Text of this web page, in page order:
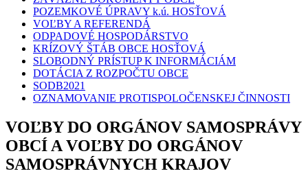
POZEMKOVÉ ÚPRAVY k.ú. HOSŤOVÁ
VOĽBY A REFERENDÁ
ODPADOVÉ HOSPODÁRSTVO
KRÍZOVÝ ŠTÁB OBCE HOSŤOVÁ
SLOBODNÝ PRÍSTUP K INFORMÁCIÁM
DOTÁCIA Z ROZPOČTU OBCE
SODB2021
OZNAMOVANIE PROTISPOLOČENSKEJ ČINNOSTI
VOĽBY DO ORGÁNOV SAMOSPRÁVY
OBCÍ A VOĽBY DO ORGÁNOV
SAMOSPRÁVNYCH KRAJOV